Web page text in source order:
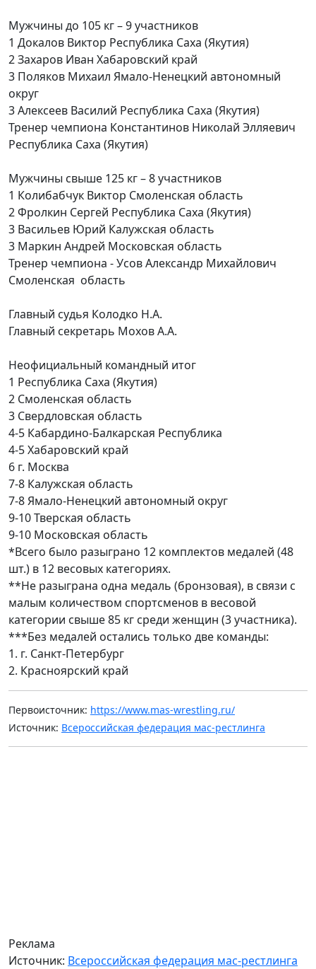
Мужчины до 105 кг – 9 участников
1 Докалов Виктор Республика Саха (Якутия)
2 Захаров Иван Хабаровский край
3 Поляков Михаил Ямало-Ненецкий автономный
округ
3 Алексеев Василий Республика Саха (Якутия)
Тренер чемпиона Константинов Николай Элляевич
Республика Саха (Якутия)
Мужчины свыше 125 кг – 8 участников
1 Колибабчук Виктор Смоленская область
2 Фролкин Сергей Республика Саха (Якутия)
3 Васильев Юрий Калужская область
3 Маркин Андрей Московская область
Тренер чемпиона - Усов Александр Михайлович
Смоленская область
Главный судья Колодко Н.А.
Главный секретарь Мохов А.А.
Неофициальный командный итог
1 Республика Саха (Якутия)
2 Смоленская область
3 Свердловская область
4-5 Кабардино-Балкарская Республика
4-5 Хабаровский край
6 г. Москва
7-8 Калужская область
7-8 Ямало-Ненецкий автономный округ
9-10 Тверская область
9-10 Московская область
*Всего было разыграно 12 комплектов медалей (48
шт.) в 12 весовых категориях.
**Не разыграна одна медаль (бронзовая), в связи с
малым количеством спортсменов в весовой
категории свыше 85 кг среди женщин (3 участника).
***Без медалей остались только две команды:
1. г. Санкт-Петербург
2. Красноярский край
Первоисточник: https://www.mas-wrestling.ru/
Источник: Всероссийская федерация мас-рестлинга
Реклама
Источник: Всероссийская федерация мас-рестлинга